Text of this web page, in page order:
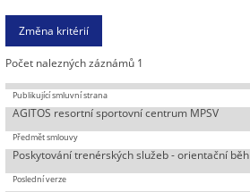
Počet nalezných záznámů 1
AGITOS resortní sportovní centrum MPSV
Poskytování trenérských služeb - orientační běh